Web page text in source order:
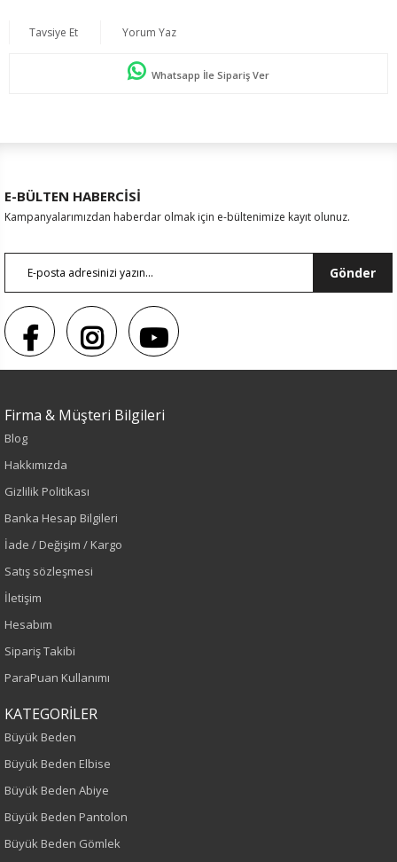
Sezon : YAZLIK
Renk
Sezon
Yaş Grubu
Bel
Kalıp
Tavsiye Et Yorum Yaz
Whatsapp İle Sipariş Ver
E-BÜLTEN HABERCİSİ
Kampanyalarımızdan haberdar olmak için e-bültenimize kayıt olunuz.
Gönder
Firma & Müşteri Bilgileri
Blog
Hakkımızda
Gizlilik Politikası
Banka Hesap Bilgileri
İade / Değişim / Kargo
Satış sözleşmesi
İletişim
Hesabım
Sipariş Takibi
ParaPuan Kullanımı
KATEGORİLER
Büyük Beden
Büyük Beden Elbise
Büyük Beden Abiye
Büyük Beden Pantolon
Büyük Beden Gömlek